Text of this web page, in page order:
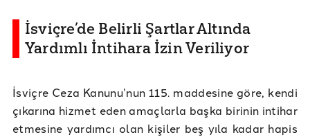
İsviçre’de Belirli Şartlar Altında
Yardımlı İntihara İzin Veriliyor
İsviçre Ceza Kanunu’nun 115. maddesine göre, kendi
çıkarına hizmet eden amaçlarla başka birinin intihar
etmesine yardımcı olan kişiler beş yıla kadar hapis